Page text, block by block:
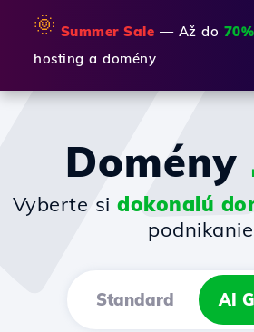
🌞 Summer Sale — Až do
hosting a domény
Domény
Vyberte sidokonalú
Standard AI